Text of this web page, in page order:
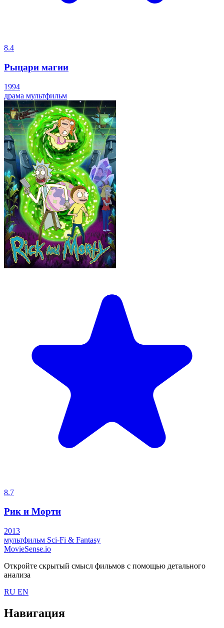
8.4
Рыцари магии
1994
драма мультфильм
8.7
Рик и Морти
2013
мультфильм Sci-Fi & Fantasy
MovieSense.io
Откройте скрытый смысл фильмов с помощью детального
анализа
RU EN
Навигация